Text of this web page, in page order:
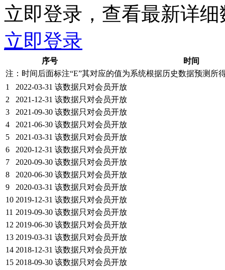
立即登录，查看最新详细
立即登录
序号
时间
注：时间后面标注“E”其对应的值为系统根据历史数据预测所
1
2022-03-31 该数据只对会员开放
2
2021-12-31 该数据只对会员开放
3
2021-09-30 该数据只对会员开放
4
2021-06-30 该数据只对会员开放
5
2021-03-31 该数据只对会员开放
6
2020-12-31 该数据只对会员开放
7
2020-09-30 该数据只对会员开放
8
2020-06-30 该数据只对会员开放
9
2020-03-31 该数据只对会员开放
10 2019-12-31 该数据只对会员开放
11 2019-09-30 该数据只对会员开放
12 2019-06-30 该数据只对会员开放
13 2019-03-31 该数据只对会员开放
14 2018-12-31 该数据只对会员开放
15 2018-09-30 该数据只对会员开放